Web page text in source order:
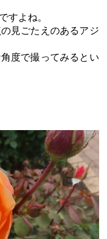
すよね。
見ごたえのあるアジ
度で撮ってみるとい